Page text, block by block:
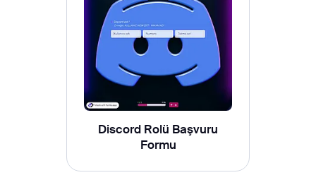
Discord Rolü Başvuru
Formu